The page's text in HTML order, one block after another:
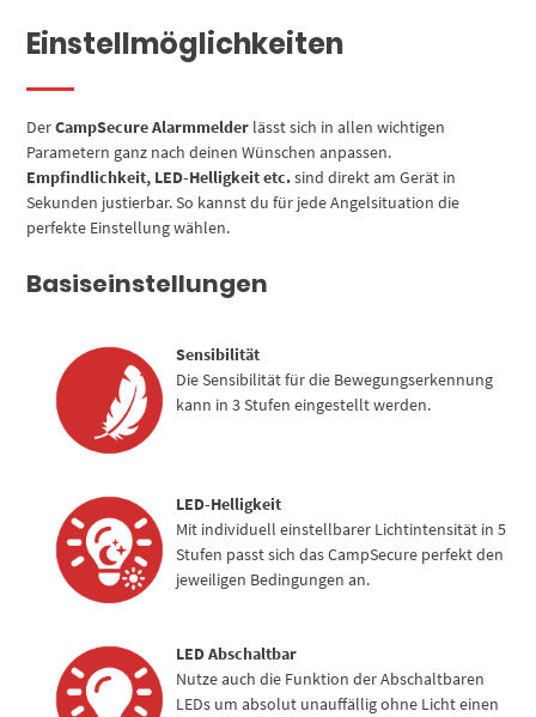
Einstellmöglichkeiten
DerCampSecure Alarmmelder lässt sich in allen wichtigen
Parametern ganz nach deinen Wünschen anpassen.
Empfindlichkeit, LED-Helligkeit etc.sind direkt am Gerät in
Sekunden justierbar. So kannst du für jede Angelsituation die
perfekte Einstellung wählen.
Basiseinstellungen
Sensibilität
Die Sensibilität für die Bewegungserkennung
kann in 3 Stufen eingestellt werden.
LED-Helligkeit
Mit individuell einstellbarer Lichtintensität in 5
Stufen passt sich das CampSecure perfekt den
jeweiligen Bedingungen an.
LED Abschaltbar
Nutze auch die Funktion der Abschaltbaren
LEDs um absolut unauffällig ohne Licht einen